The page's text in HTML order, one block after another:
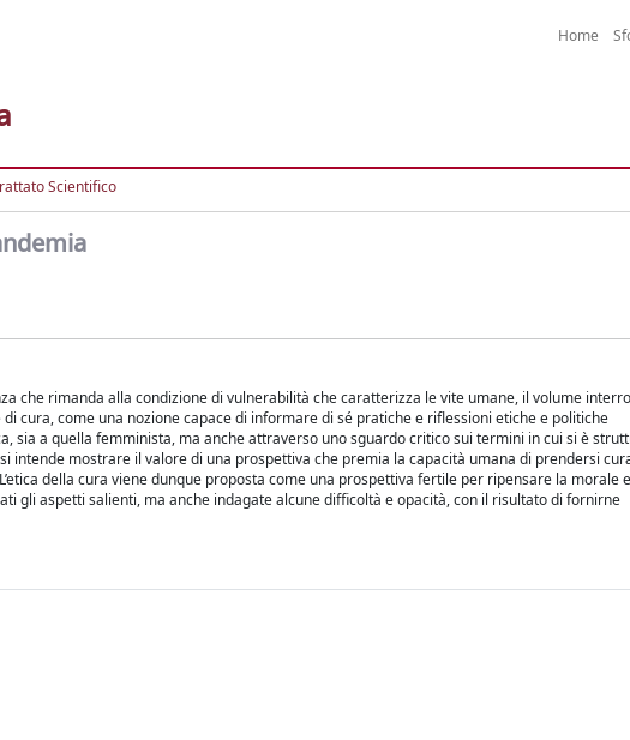
Home
Scientifico
che rimanda alla condizione di vulnerabilità che caratterizza le vite umane, il volume
cura, come una nozione capace di informare di sé pratiche e riflessioni etiche e politiche
sia a quella femminista, ma anche attraverso uno sguardo critico sui termini in cui si è
intende mostrare il valore di una prospettiva che premia la capacità umana di prendersi
della cura viene dunque proposta come una prospettiva fertile per ripensare la morale
gli aspetti salienti, ma anche indagate alcune difficoltà e opacità, con il risultato di fornirne